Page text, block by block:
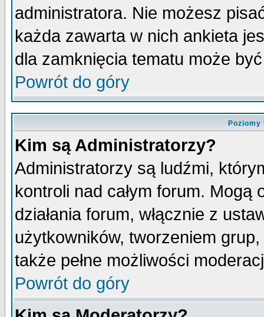
administratora. Nie możesz
każda zawarta w nich ankieta
dla zamknięcia tematu może
Powrót do góry
Kim są Administratorzy?
Administratorzy są ludźmi,
kontroli nad całym forum.
działania forum, włącznie z
użytkowników, tworzeniem
także pełne możliwości
Powrót do góry